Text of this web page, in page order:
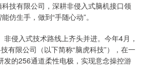
科技有限公司，深耕非侵入式脑机接口领
仿生手，做到“手随心动”。
侵入式技术路线上齐头并进。今年4月，
有限公司（以下简称“脑虎科技”），在一
发的256通道柔性电极，实现意念操控游